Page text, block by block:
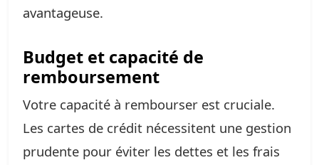
avantageuse.
Budget et capacité de
remboursement
Votre capacité à rembourser est cruciale.
Les cartes de crédit nécessitent une gestion
prudente pour éviter les dettes et les frais